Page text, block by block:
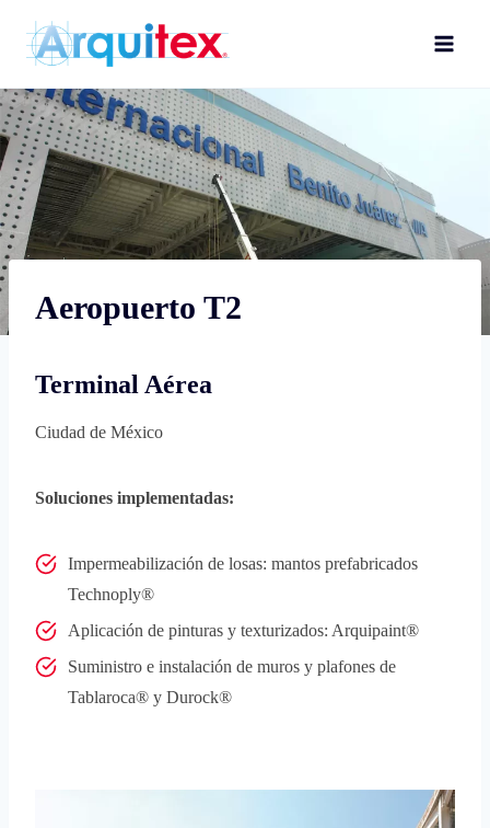
Aeropuerto T2
Terminal Aérea
Ciudad de México
Soluciones implementadas:
Impermeabilización de losas: mantos prefabricados
Technoply®
Aplicación de pinturas y texturizados: Arquipaint®
Suministro e instalación de muros y plafones de
Tablaroca® y Durock®